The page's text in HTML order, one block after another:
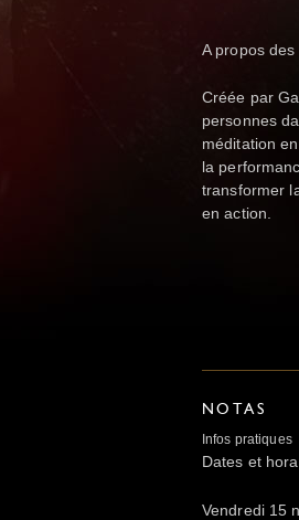
A propos
Créée par
personnes
méditation
la
transformer
en action.
NOTAS
Infos pratiques
Dates et
Vendredi 15